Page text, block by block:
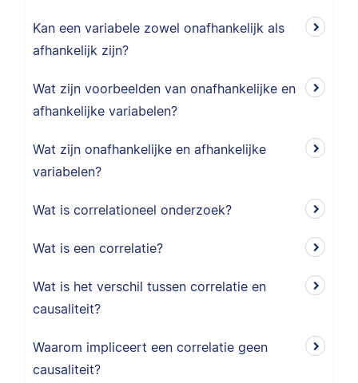
Kan een variabele zowel onafhankelijk als
afhankelijk zijn?
Wat zijn voorbeelden van onafhankelijke en
afhankelijke variabelen?
Wat zijn onafhankelijke en afhankelijke
variabelen?
Wat is correlationeel onderzoek?
Wat is een correlatie?
Wat is het verschil tussen correlatie en
causaliteit?
Waarom impliceert een correlatie geen
causaliteit?